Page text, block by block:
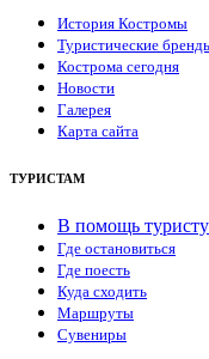
История Костромы
Туристические
Кострома сегодня
Новости
Галерея
Карта сайта
ТУРИСТАМ
В помощь туристу
Где остановиться
Где поесть
Куда сходить
Маршруты
Сувениры